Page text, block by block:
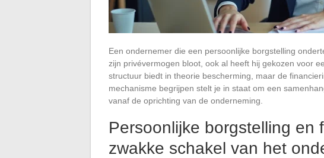
Een ondernemer die een persoonlijke borgstelling
zijn privévermogen bloot, ook al heeft hij gekozen voor
structuur biedt in theorie bescherming, maar de
mechanisme begrijpen stelt je in staat om een
vanaf de oprichting van de onderneming.
Persoonlijke borgstelling en
zwakke schakel van het